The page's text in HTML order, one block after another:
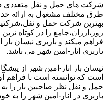
شرکت های حمل و نقل متعددی در
طرق مختلف مشغول به ارائه
بهترین شرکت حمل و
روز،ارزان،جامع را در کوتاه
فراهم میکند و باربری نیسان بار
باربری انار-امین شهر می باشد.
نیسان بار انار-امین شهر از
است که توانسته است با فراهم
حمل و نقل نظر صاحبین بار را
باربری در انار-امین شهر را به